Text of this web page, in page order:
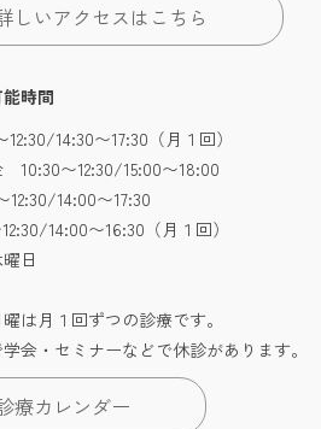
しいアクセスはこちら
時間
14:30〜17:30（月１回）
10:30〜12:30/15:00〜18:00
14:00〜17:30
14:00〜16:30（月１回）
日
は月１回ずつの診療です。
会・セミナーなどで休診があります。
療カレンダー